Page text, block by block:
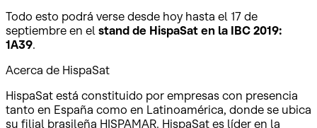
Todo esto podrá verse desde hoy hasta el 17 de
septiembre en el stand de HispaSat en la IBC 2019:
1A39.
Acerca de HispaSat
HispaSat está constituido por empresas con presencia
tanto en España como en Latinoamérica, donde se ubica
su filial brasileña HISPAMAR. HispaSat es líder en la